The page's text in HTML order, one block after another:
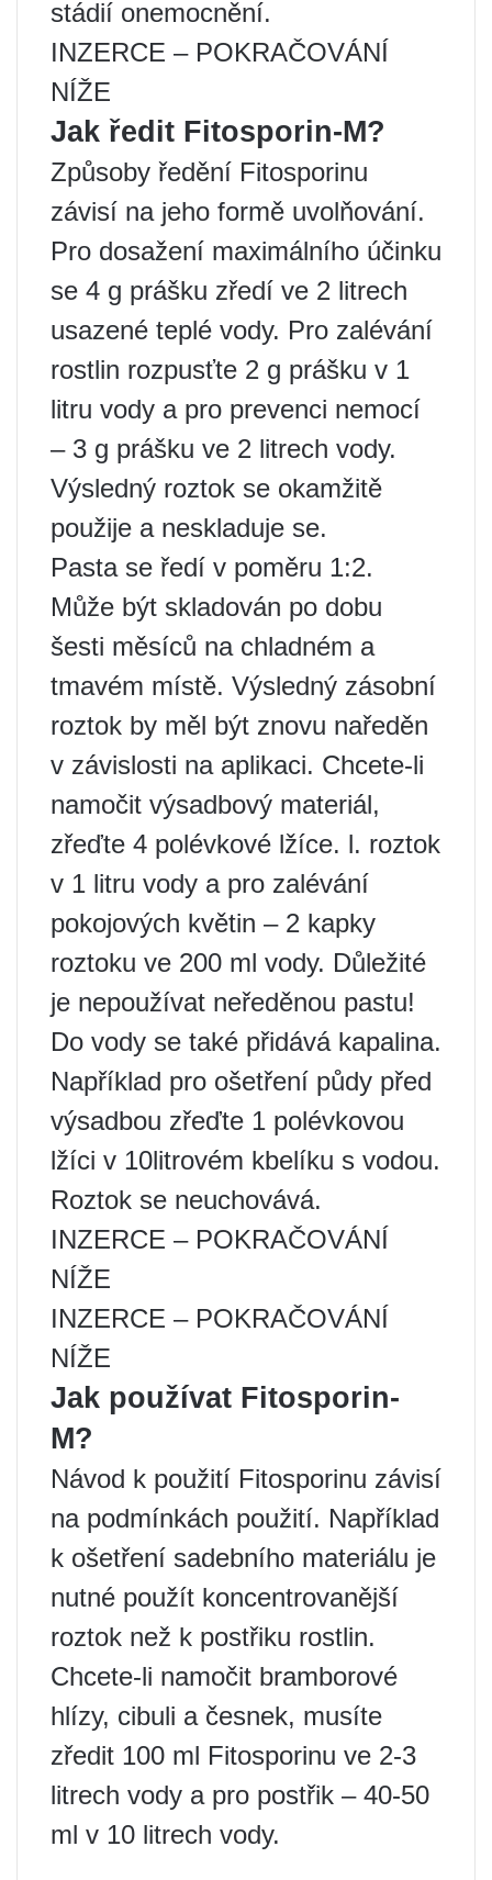
stádií onemocnění.
INZERCE – POKRAČOVÁNÍ
NÍŽE
Jak ředit Fitosporin-M?
Způsoby ředění Fitosporinu
závisí na jeho formě uvolňování.
Pro dosažení maximálního účinku
se 4 g prášku zředí ve 2 litrech
usazené teplé vody. Pro zalévání
rostlin rozpusťte 2 g prášku v 1
litru vody a pro prevenci nemocí
– 3 g prášku ve 2 litrech vody.
Výsledný roztok se okamžitě
použije a neskladuje se.
Pasta se ředí v poměru 1:2.
Může být skladován po dobu
šesti měsíců na chladném a
tmavém místě. Výsledný zásobní
roztok by měl být znovu naředěn
v závislosti na aplikaci. Chcete-li
namočit výsadbový materiál,
zřeďte 4 polévkové lžíce. l. roztok
v 1 litru vody a pro zalévání
pokojových květin – 2 kapky
roztoku ve 200 ml vody. Důležité
je nepoužívat neředěnou pastu!
Do vody se také přidává kapalina.
Například pro ošetření půdy před
výsadbou zřeďte 1 polévkovou
lžíci v 10litrovém kbelíku s vodou.
Roztok se neuchovává.
INZERCE – POKRAČOVÁNÍ
NÍŽE
INZERCE – POKRAČOVÁNÍ
NÍŽE
Jak používat Fitosporin-
M?
Návod k použití Fitosporinu závisí
na podmínkách použití. Například
k ošetření sadebního materiálu je
nutné použít koncentrovanější
roztok než k postřiku rostlin.
Chcete-li namočit bramborové
hlízy, cibuli a česnek, musíte
zředit 100 ml Fitosporinu ve 2-3
litrech vody a pro postřik – 40-50
ml v 10 litrech vody.